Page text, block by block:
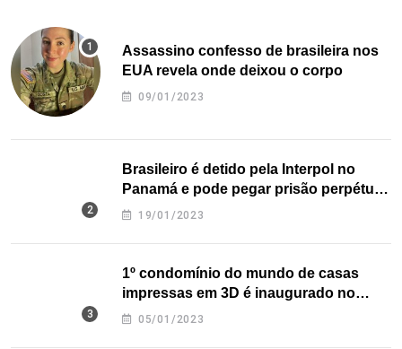
Assassino confesso de brasileira nos
EUA revela onde deixou o corpo
09/01/2023
Brasileiro é detido pela Interpol no
Panamá e pode pegar prisão perpétua
nos EUA
19/01/2023
1º condomínio do mundo de casas
impressas em 3D é inaugurado no
Texas
05/01/2023